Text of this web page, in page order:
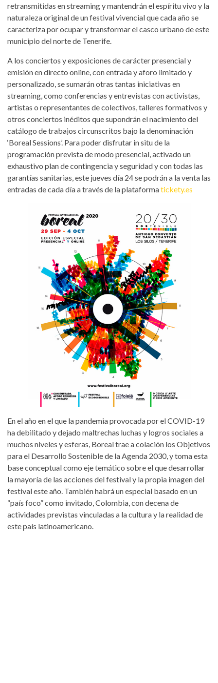
retransmitidas en streaming y mantendrán el espíritu vivo y la
naturaleza original de un festival vivencial que cada año se
caracteriza por ocupar y transformar el casco urbano de este
municipio del norte de Tenerife.
A los conciertos y exposiciones de carácter presencial y
emisión en directo online, con entrada y aforo limitado y
personalizado, se sumarán otras tantas iniciativas en
streaming, como conferencias y entrevistas con activistas,
artistas o representantes de colectivos, talleres formativos y
otros conciertos inéditos que supondrán el nacimiento del
catálogo de trabajos circunscritos bajo la denominación
‘Boreal Sessions’. Para poder disfrutar in situ de la
programación prevista de modo presencial, activado un
exhaustivo plan de contingencia y seguridad y con todas las
garantías sanitarias, este jueves día 24 se podrán a la venta las
entradas de cada día a través de la plataformatickety.es
cartelboreal2020.jpg
En el año en el que la pandemia provocada por el COVID-19
ha debilitado y dejado maltrechas luchas y logros sociales a
muchos niveles y esferas, Boreal trae a colación los Objetivos
para el Desarrollo Sostenible de la Agenda 2030, y toma esta
base conceptual como eje temático sobre el que desarrollar
la mayoría de las acciones del festival y la propia imagen del
festival este año. También habrá un especial basado en un
“país foco” como invitado, Colombia, con decena de
actividades previstas vinculadas a la cultura y la realidad de
este país latinoamericano.